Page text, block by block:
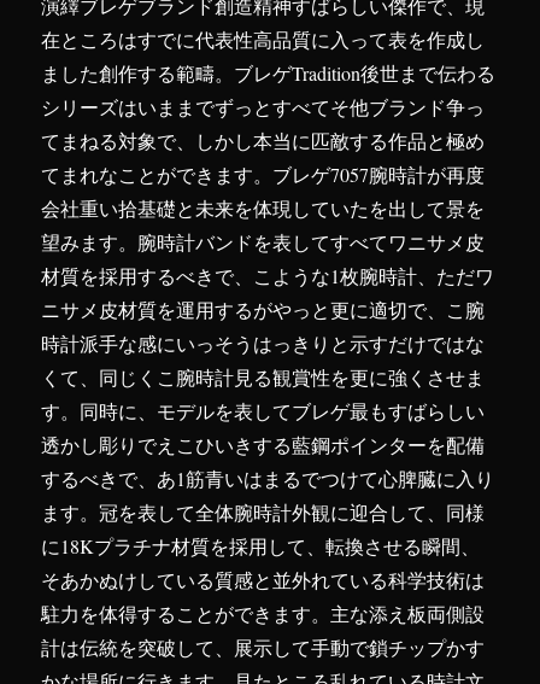
演繹ブレゲブランド創造精神すばらしい傑作で、現
在ところはすでに代表性高品質に入って表を作成し
ました創作する範疇。ブレゲTradition後世まで伝わる
シリーズはいままでずっとすべてそ他ブランド争っ
てまねる対象で、しかし本当に匹敵する作品と極め
てまれなことができます。ブレゲ7057腕時計が再度
会社重い拾基礎と未来を体現していたを出して景を
望みます。腕時計バンドを表してすべてワニサメ皮
材質を採用するべきで、こような1枚腕時計、ただワ
ニサメ皮材質を運用するがやっと更に適切で、こ腕
時計派手な感にいっそうはっきりと示すだけではな
くて、同じくこ腕時計見る観賞性を更に強くさせま
す。同時に、モデルを表してブレゲ最もすばらしい
透かし彫りでえこひいきする藍鋼ポインターを配備
するべきで、あ1筋青いはまるでつけて心脾臓に入り
ます。冠を表して全体腕時計外観に迎合して、同様
に18Kプラチナ材質を採用して、転換させる瞬間、
そあかぬけしている質感と並外れている科学技術は
駐力を体得することができます。主な添え板両側設
計は伝統を突破して、展示して手動で鎖チップかす